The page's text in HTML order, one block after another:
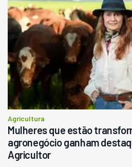
Agricultura
Mulheres que estão
agronegócio ganham
Agricultor